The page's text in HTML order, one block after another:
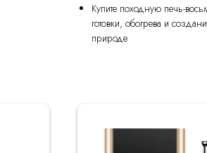
Купите походную печь-
готовки, обогрева и
природе